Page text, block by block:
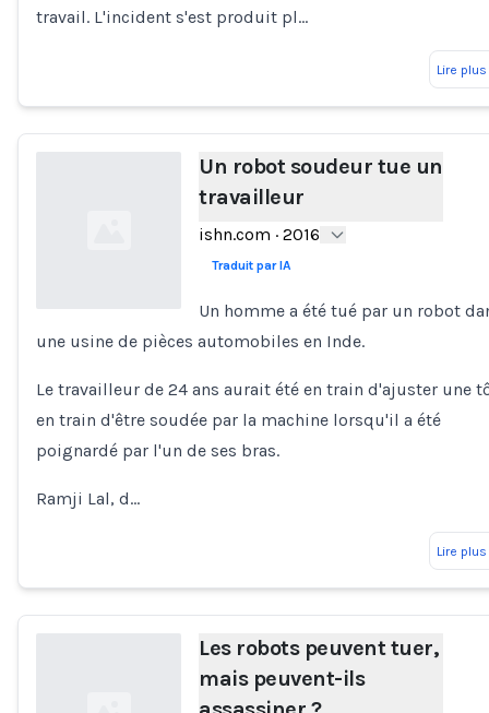
travail. L'incident s'est produit pl…
Lire plus
Un robot soudeur tue un
travailleur
ishn.com · 2016
Traduit par IA
Un homme a été tué par un robot
une usine de pièces automobiles en Inde.
Le travailleur de 24 ans aurait été en train d'ajuster une
en train d'être soudée par la machine lorsqu'il a été
poignardé par l'un de ses bras.
Ramji Lal, d…
Lire plus
Les robots peuvent tuer,
mais peuvent-ils